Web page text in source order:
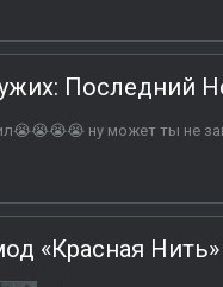
Последний
ну может ты не
«Красная Нить»